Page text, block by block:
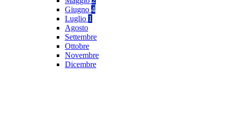
Giugno 4
Luglio 1
Agosto
Settembre
Ottobre
Novembre
Dicembre